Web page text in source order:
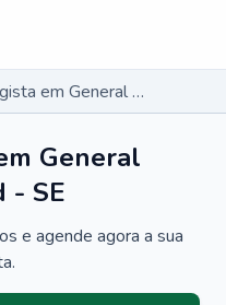
Cardiologista em General Maynard - SE
General
- SE
e agende agora a sua